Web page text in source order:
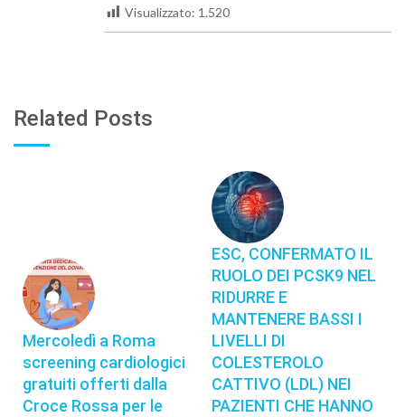
Visualizzato: 1.520
Related Posts
Mercoledì a Roma
screening cardiologici
gratuiti offerti dalla
Croce Rossa per le
ESC, CONFERMATO IL
RUOLO DEI PCSK9 NEL
RIDURRE E
MANTENERE BASSI I
LIVELLI DI
COLESTEROLO
CATTIVO (LDL) NEI
PAZIENTI CHE HANNO